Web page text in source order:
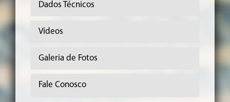
Dados Técnicos
Vídeos
Galeria de Fotos
Fale Conosco